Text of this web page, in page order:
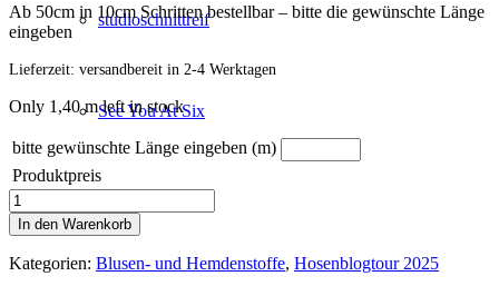
studioschnittreif
See You At Six
Ab 50cm in 10cm Schritten bestellbar – bitte die gewünschte Länge
eingeben
Lieferzeit: versandbereit in 2-4 Werktagen
Only 1,40 m left in stock
bitte gewünschte Länge eingeben (m)
Produktpreis
Popeline
Papertouch,
Schwarz
Menge
In den Warenkorb
Kategorien: Blusen- und Hemdenstoffe, Hosenblogtour 2025